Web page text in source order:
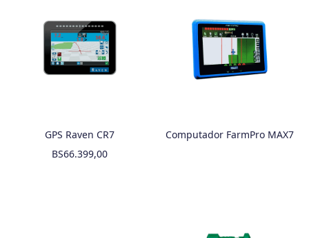
GPS Raven CR7
BS66.399,00
Computador FarmPro MAX7